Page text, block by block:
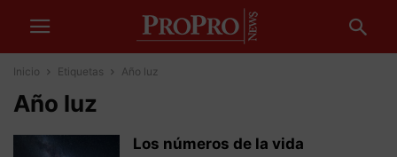
Inicio Etiquetas Año luz
Año luz
Los números de la vida